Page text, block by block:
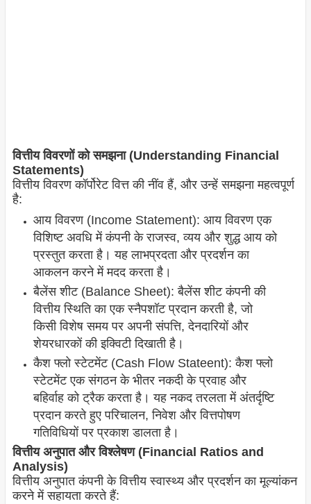
वित्तीय विवरणों को समझना (Understanding Financial
Statements)
वित्तीय विवरण कॉर्पोरेट वित्त की नींव हैं, और उन्हें समझना महत्वपूर्ण
है:
आय विवरण (Income Statement): आय विवरण एक
विशिष्ट अवधि में कंपनी के राजस्व, व्यय और शुद्ध आय को
प्रस्तुत करता है। यह लाभप्रदता और प्रदर्शन का
आकलन करने में मदद करता है।
बैलेंस शीट (Balance Sheet): बैलेंस शीट कंपनी की
वित्तीय स्थिति का एक स्नैपशॉट प्रदान करती है, जो
किसी विशेष समय पर अपनी संपत्ति, देनदारियों और
शेयरधारकों की इक्विटी दिखाती है।
कैश फ्लो स्टेटमेंट (Cash Flow Stateent): कैश फ्लो
स्टेटमेंट एक संगठन के भीतर नकदी के प्रवाह और
बहिर्वाह को ट्रैक करता है। यह नकद तरलता में अंतर्दृष्टि
प्रदान करते हुए परिचालन, निवेश और वित्तपोषण
गतिविधियों पर प्रकाश डालता है।
वित्तीय अनुपात और विश्लेषण (Financial Ratios and
Analysis)
वित्तीय अनुपात कंपनी के वित्तीय स्वास्थ्य और प्रदर्शन का मूल्यांकन
करने में सहायता करते हैं: